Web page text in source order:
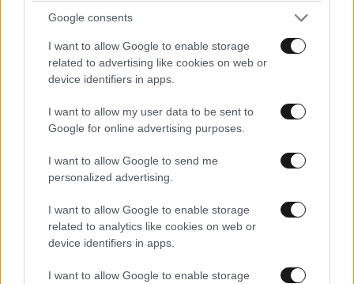
Google consents
I want to allow Google to enable storage
related to advertising like cookies on web or
device identifiers in apps.
I want to allow my user data to be sent to
Google for online advertising purposes.
I want to allow Google to send me
personalized advertising.
I want to allow Google to enable storage
related to analytics like cookies on web or
device identifiers in apps.
I want to allow Google to enable storage
PANKO 25·05·2024 19:49
Δικαιοσύνη μπανανίας...
Απαντήστε